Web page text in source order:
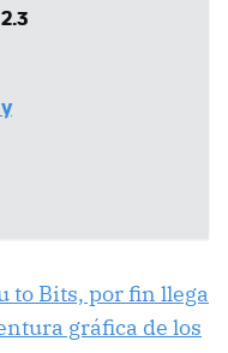
to Bits, por fin llega
gráfica de los